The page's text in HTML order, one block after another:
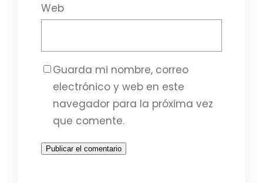
Web
Guarda mi nombre, correo
electrónico y web en este
navegador para la próxima vez
que comente.